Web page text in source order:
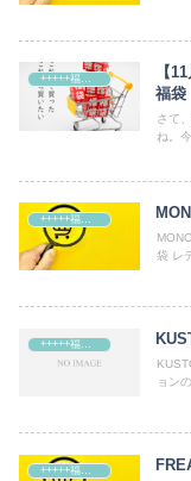
【
福袋
さて
ね。
袋 レ
+++++福袋++++++
ョン